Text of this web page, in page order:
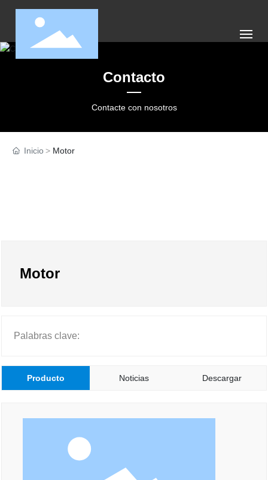
Contacte con nosotros
Contacto
Inicio Motor
Motor
Palabras clave:
Producto Noticias Descargar